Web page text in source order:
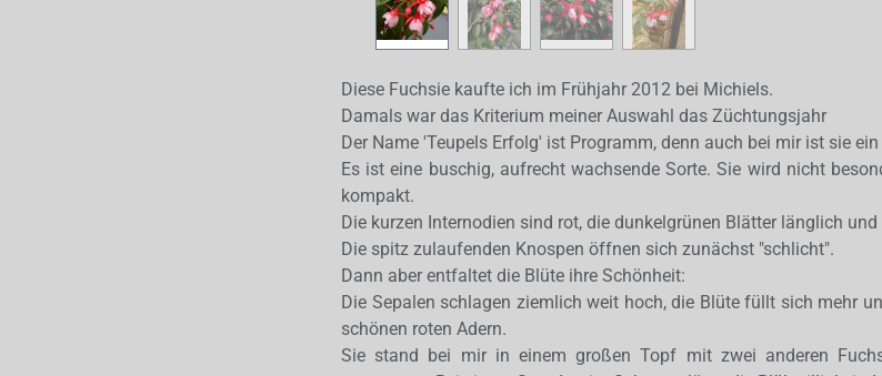
Diese Fuchsie kaufte ich im Frühjahr 2012 bei Michiels.
Damals war das Kriterium meiner Auswahl das Züchtungsjahr
Der Name 'Teupels Erfolg' ist Programm, denn auch bei mir ist sie
Es ist eine buschig, aufrecht wachsende Sorte. Sie wird nicht
kompakt.
Die kurzen Internodien sind rot, die dunkelgrünen Blätter länglich
Die spitz zulaufenden Knospen öffnen sich zunächst "schlicht".
Dann aber entfaltet die Blüte ihre Schönheit:
Die Sepalen schlagen ziemlich weit hoch, die Blüte füllt sich mehr
schönen roten Adern.
Sie stand bei mir in einem großen Topf mit zwei anderen